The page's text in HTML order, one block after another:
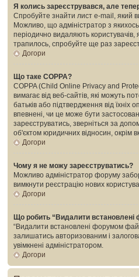
Я колись зареєструвався, але
Спробуйте знайти лист e-mail, який
Можливо, що адміністратор з
періодично видаляють
трапилось, спробуйте ще раз
Догори
Що таке COPPA?
COPPA (Child Online Privacy and
вимагає від веб-сайтів, які можуть
батьків або підтвердження від їхніх
впевнені, чи це може бути
зареєструватись, зверніться за
об'єктом юридичних відносин, окрім
Догори
Чому я не можу зареєструватись?
Можливо адміністратор форуму
вимкнути реєстрацію нових
Догори
Що робить “Видалити
“Видалити встановлені форумом
залишатись авторизованим і
увімкнені адміністратором.
Догори